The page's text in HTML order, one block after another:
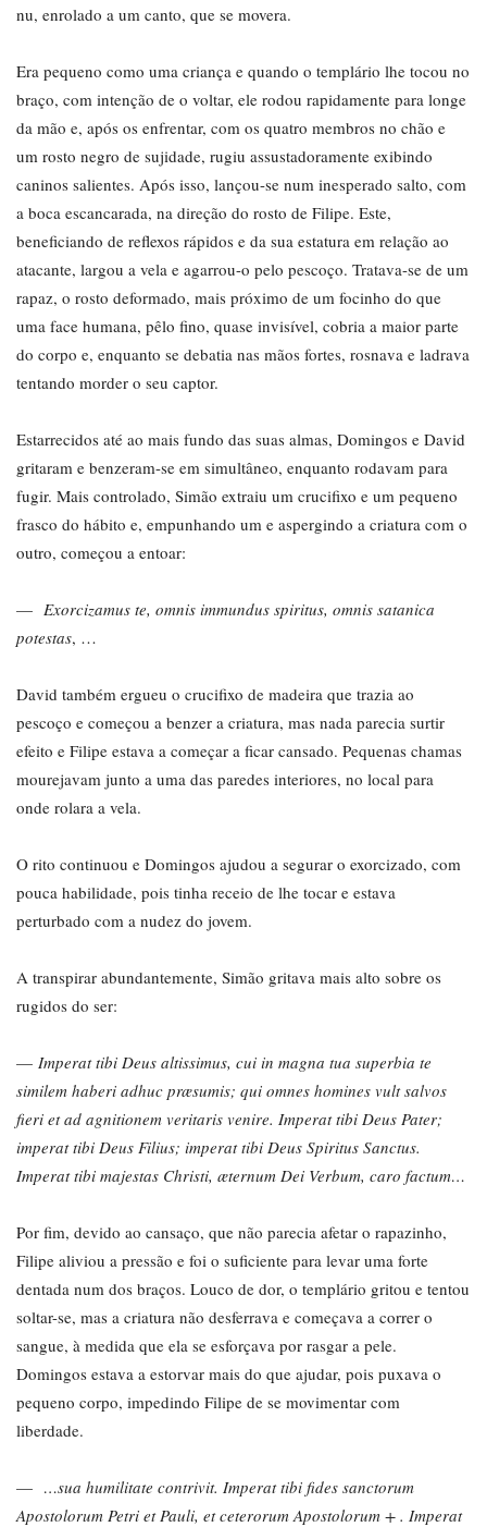
nu, enrolado a um canto, que se movera.
Era pequeno como uma criança e quando o templário lhe tocou no
braço, com intenção de o voltar, ele rodou rapidamente para longe
da mão e, após os enfrentar, com os quatro membros no chão e
um rosto negro de sujidade, rugiu assustadoramente exibindo
caninos salientes. Após isso, lançou-se num inesperado salto, com
a boca escancarada, na direção do rosto de Filipe. Este,
beneficiando de reflexos rápidos e da sua estatura em relação ao
atacante, largou a vela e agarrou-o pelo pescoço. Tratava-se de um
rapaz, o rosto deformado, mais próximo de um focinho do que
uma face humana, pêlo fino, quase invisível, cobria a maior parte
do corpo e, enquanto se debatia nas mãos fortes, rosnava e ladrava
tentando morder o seu captor.
Estarrecidos até ao mais fundo das suas almas, Domingos e David
gritaram e benzeram-se em simultâneo, enquanto rodavam para
fugir. Mais controlado, Simão extraiu um crucifixo e um pequeno
frasco do hábito e, empunhando um e aspergindo a criatura com o
outro, começou a entoar:
— Exorcizamus te, omnis immundus spiritus, omnis satanica
potestas, …
David também ergueu o crucifixo de madeira que trazia ao
pescoço e começou a benzer a criatura, mas nada parecia surtir
efeito e Filipe estava a começar a ficar cansado. Pequenas chamas
mourejavam junto a uma das paredes interiores, no local para
onde rolara a vela.
O rito continuou e Domingos ajudou a segurar o exorcizado, com
pouca habilidade, pois tinha receio de lhe tocar e estava
perturbado com a nudez do jovem.
A transpirar abundantemente, Simão gritava mais alto sobre os
rugidos do ser:
— Imperat tibi Deus altissimus, cui in magna tua superbia te
similem haberi adhuc præsumis; qui omnes homines vult salvos
fieri et ad agnitionem veritaris venire. Imperat tibi Deus Pater;
imperat tibi Deus Filius; imperat tibi Deus Spiritus Sanctus.
Imperat tibi majestas Christi, æternum Dei Verbum, caro factum…
Por fim, devido ao cansaço, que não parecia afetar o rapazinho,
Filipe aliviou a pressão e foi o suficiente para levar uma forte
dentada num dos braços. Louco de dor, o templário gritou e tentou
soltar-se, mas a criatura não desferrava e começava a correr o
sangue, à medida que ela se esforçava por rasgar a pele.
Domingos estava a estorvar mais do que ajudar, pois puxava o
pequeno corpo, impedindo Filipe de se movimentar com
liberdade.
— …sua humilitate contrivit. Imperat tibi fides sanctorum
Apostolorum Petri et Pauli, et ceterorum Apostolorum + . Imperat